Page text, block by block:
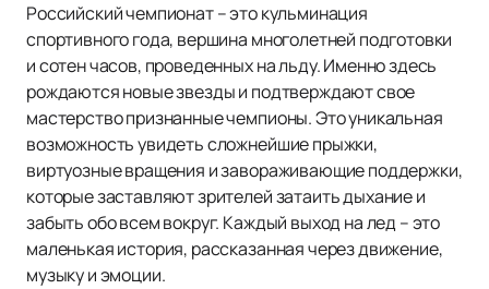
Российский чемпионат – это кульминация
спортивного года, вершина многолетней подготовки
и сотен часов, проведенных на льду. Именно здесь
рождаются новые звезды и подтверждают свое
мастерство признанные чемпионы. Это уникальная
возможность увидеть сложнейшие прыжки,
виртуозные вращения и завораживающие поддержки,
которые заставляют зрителей затаить дыхание и
забыть обо всем вокруг. Каждый выход на лед – это
маленькая история, рассказанная через движение,
музыку и эмоции.